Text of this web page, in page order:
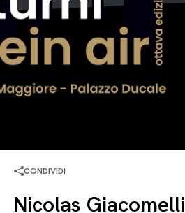
CONDIVIDI
Nicolas Giacomelli